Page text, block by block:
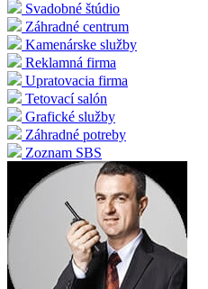
Svadobné štúdio
Záhradné centrum
Kamenárske služby
Reklamná firma
Upratovacia firma
Tetovací salón
Grafické služby
Záhradné potreby
Zoznam SBS